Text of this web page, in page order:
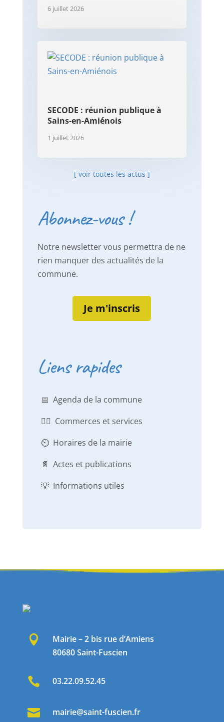
6 juillet 2026
SECODE : réunion publique à
Sains-en-Amiénois
1 juillet 2026
[ voir toutes les actus ]
Abonnez-vous !
Notre newsletter vous permettra de ne
rien manquer des actualités de la
commune.
Je m'inscris
Liens rapides
📅 Agenda de la commune
👨‍⚕️ Commerces et services
⏲️ Horaires de la mairie
📄 Actes et publications
💡 Informations utiles

Mairie – 2 bis rue d’Amiens
80680 Saint-Fuscien
 03.22.09.52.45
 mairie@saint-fuscien.fr